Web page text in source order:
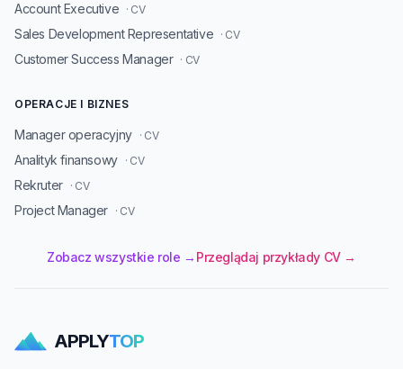
Account Executive · CV
Sales Development Representative · CV
Customer Success Manager · CV
OPERACJE I BIZNES
Manager operacyjny · CV
Analityk finansowy · CV
Rekruter · CV
Project Manager · CV
Zobacz wszystkie role → Przeglądaj przykłady CV →
APPLYTOP